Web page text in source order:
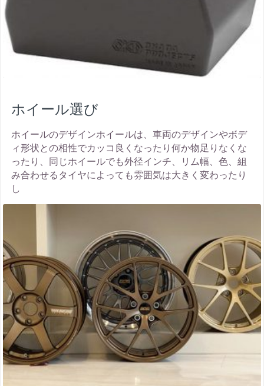
ホイール選び
ホイールのデザインホイールは、車両のデザインやボデ
ィ形状との相性でカッコ良くなったり何か物足りなくな
ったり、同じホイールでも外径インチ、リム幅、色、組
み合わせるタイヤによっても雰囲気は大きく変わったり
し